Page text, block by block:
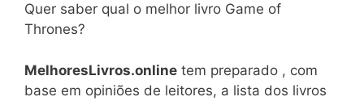
Quer saber qual o melhor livro Game of
Thrones?
MelhoresLivros.online tem preparado , com
base em opiniões de leitores, a lista dos livros